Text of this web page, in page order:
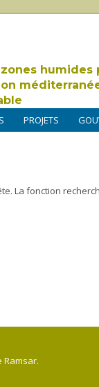
zones humides
PROJETS
La fonction